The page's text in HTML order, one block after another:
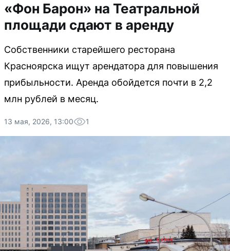
«Фон Барон» на Театральной
площади сдают в аренду
Собственники старейшего ресторана
Красноярска ищут арендатора для повышения
прибыльности. Аренда обойдется почти в 2,2
млн рублей в месяц.
13 мая, 2026, 13:00 1